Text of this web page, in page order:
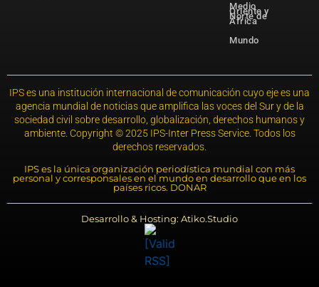
Medio
Oriente y
Norte de
África
Mundo
IPS es una institución internacional de comunicación cuyo eje es una
agencia mundial de noticias que amplifica las voces del Sur y de la
sociedad civil sobre desarrollo, globalización, derechos humanos y
ambiente. Copyright © 2025 IPS-Inter Press Service. Todos los
derechos reservados.
IPS es la única organización periodística mundial con más
personal y corresponsales en el mundo en desarrollo que en los
países ricos. DONAR
Desarrollo & Hosting: Atiko.Studio